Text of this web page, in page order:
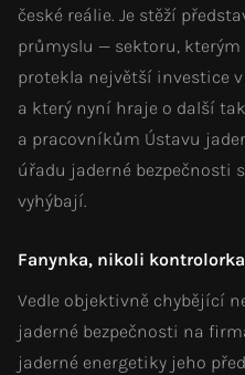
české reálie. Je stěží
průmyslu — sektoru, kterým
protekla největší investice
a který nyní hraje o další
a pracovníkům Ústavu
úřadu jaderné bezpečnosti
vyhýbají.
Fanynka, nikoli kontrolorka
Vedle objektivně chybějící
jaderné bezpečnosti na
jaderné energetiky jeho